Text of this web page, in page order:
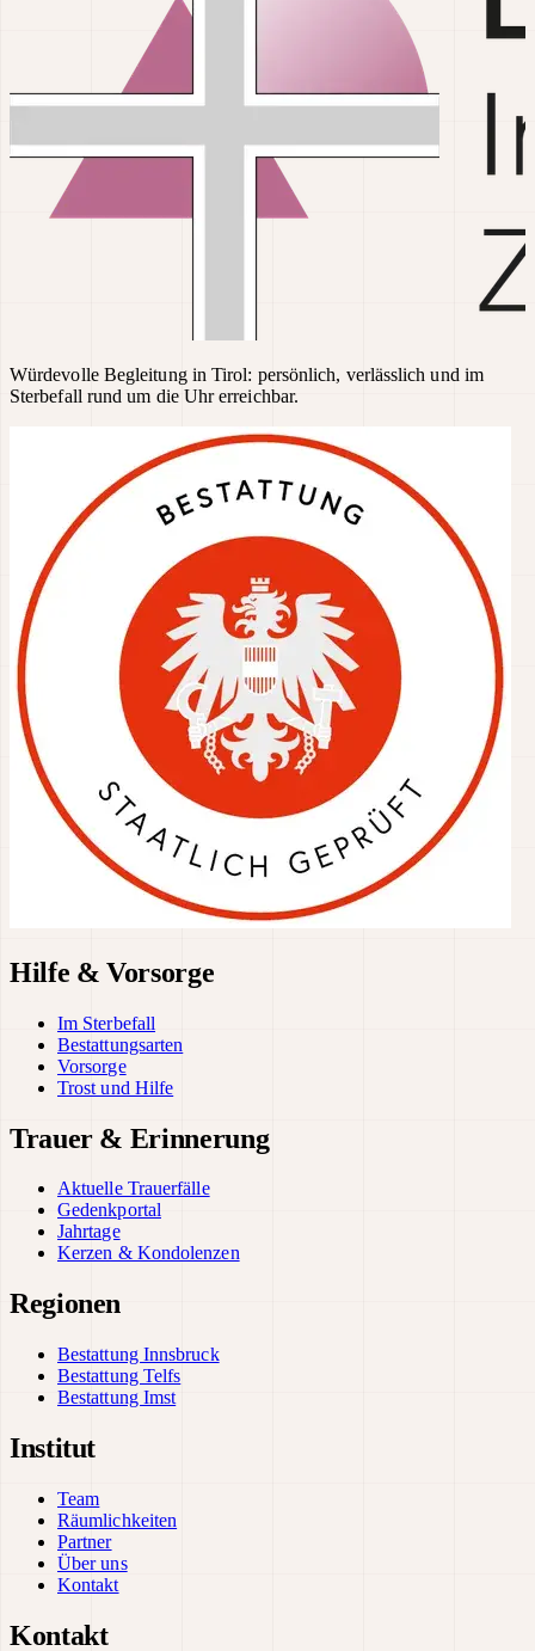
Würdevolle Begleitung in Tirol: persönlich, verlässlich und im
Sterbefall rund um die Uhr erreichbar.
Hilfe & Vorsorge
Im Sterbefall
Bestattungsarten
Vorsorge
Trost und Hilfe
Trauer & Erinnerung
Aktuelle Trauerfälle
Gedenkportal
Jahrtage
Kerzen & Kondolenzen
Regionen
Bestattung Innsbruck
Bestattung Telfs
Bestattung Imst
Institut
Team
Räumlichkeiten
Partner
Über uns
Kontakt
Kontakt